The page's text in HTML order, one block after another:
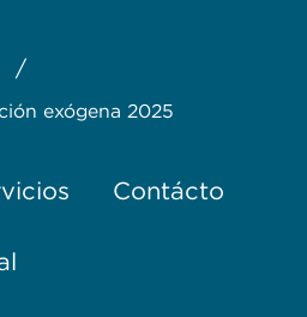
/
exógena 2025
Contácto